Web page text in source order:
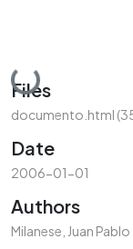
Loading...
Files
documento.html
Date
2006-01-01
Authors
Milanese, Juan Pablo